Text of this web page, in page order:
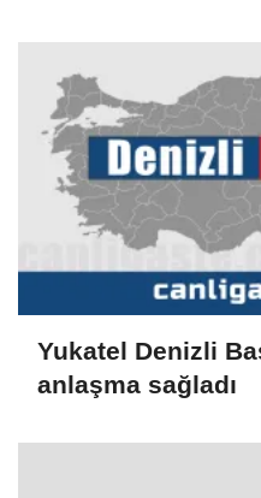
Yukatel Denizli
anlaşma sağladı